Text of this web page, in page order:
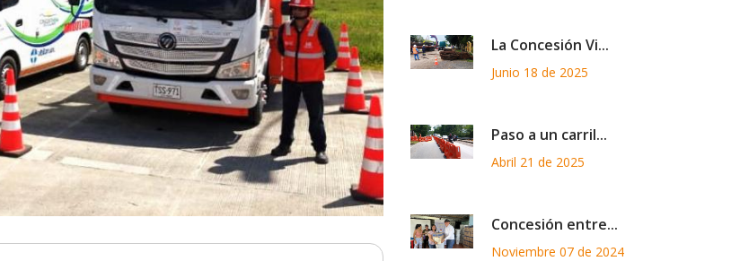
La Concesión Vi...
Junio 18 de 2025
Paso a un carril...
Abril 21 de 2025
Concesión entre...
Noviembre 07 de 2024